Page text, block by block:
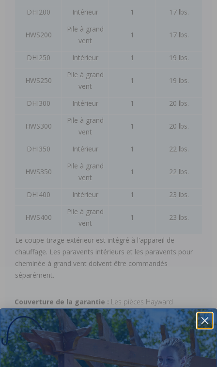
DHI200 Intérieur 1 17 lbs.
HWS200
Pile à grand
vent
1 17 lbs.
DHI250 Intérieur 1 19 lbs.
HWS250
Pile à grand
vent
1 19 lbs.
DHI300 Intérieur 1 20 lbs.
HWS300
Pile à grand
vent
1 20 lbs.
DHI350 Intérieur 1 22 lbs.
HWS350
Pile à grand
vent
1 22 lbs.
DHI400 Intérieur 1 23 lbs.
HWS400
Pile à grand
vent
1 23 lbs.
Le coupe-tirage extérieur est intégré à l'appareil de
chauffage. Les paravents intérieurs et les paravents pour
cheminée à grand vent doivent être commandés
séparément.
Couverture de la garantie : Les pièces Hayward
bénéficient d'une garantie limitée du fabricant de 90 jours.
Le fabricant garantit ses pièces contre les défauts de
fabrication et de matériaux. Cette garantie sera annulée si
la pièce est endommagée à la suite d'une installation ou
d'une utilisation incorrecte, ou si le dommage est dû à la